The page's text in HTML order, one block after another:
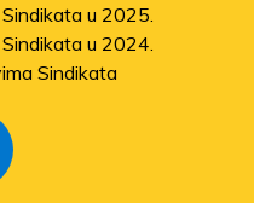
u 2025.
u 2024.
Sindikata